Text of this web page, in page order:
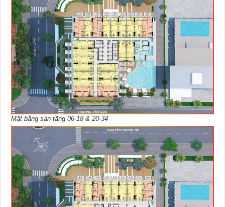
Mặt bằng sàn tầng 06-18 & 20-34